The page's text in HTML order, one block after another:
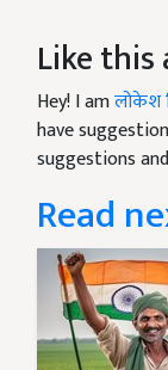
Like
Hey! I amलोकेश
have
suggestions
Read